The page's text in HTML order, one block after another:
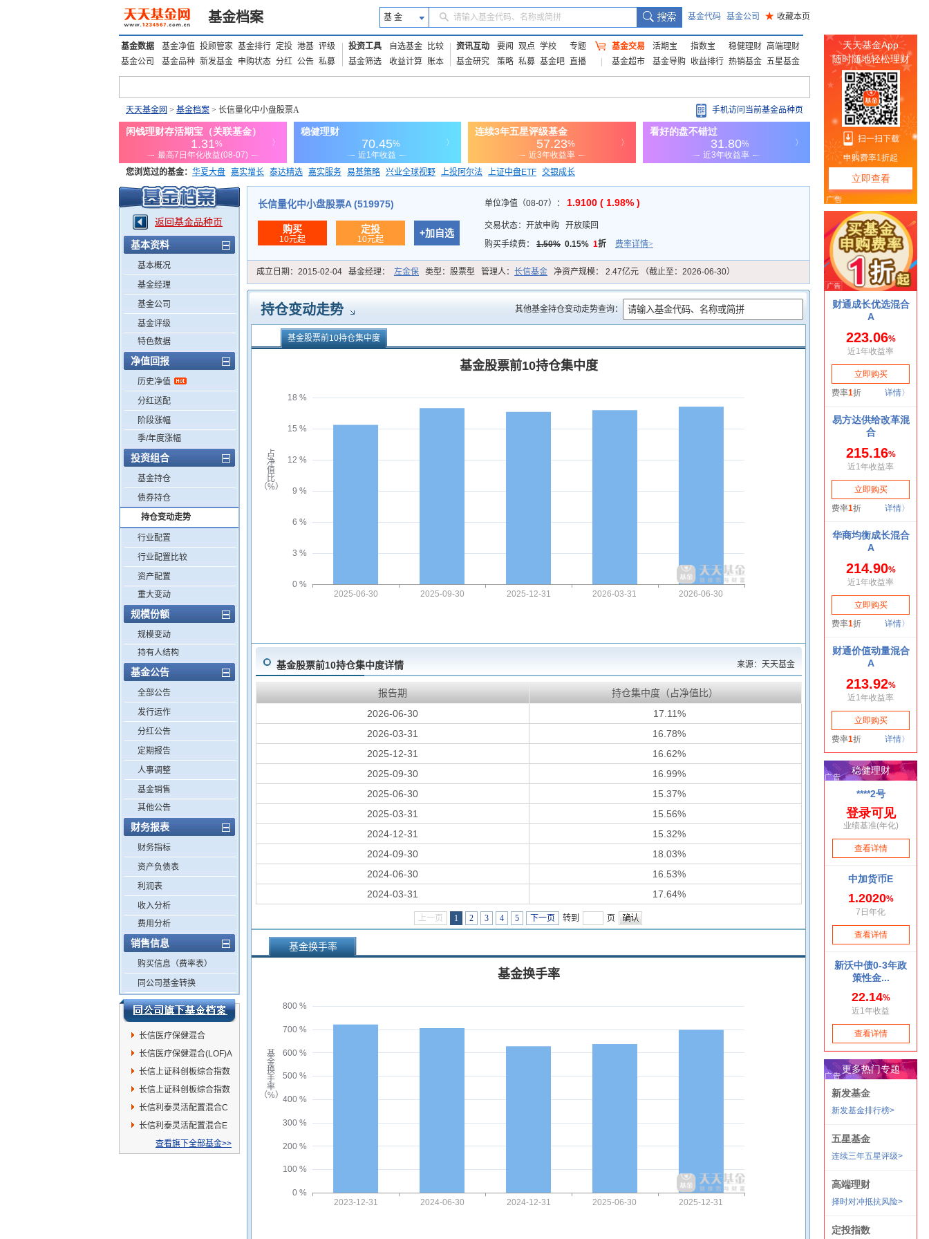
基金档案 基 金 请输入基金代码、名称或简拼 基金代码 基金公司 ★ 收藏本页
基金数据 基金净值 投顾管家 基金排行 定投 港基 评级
基金公司
基金品种 新发基金 申购状态 分红 公告 私募
投资工具 自选基金
比较
基金筛选
收益计算 账本
资讯互动 要闻 观点 学校
专题
基金研究
策略 私募 基金吧 直播
基金交易 活期宝 指数宝 稳健理财 高端理财
基金超市
基金导购 收益排行 热销基金 五星基金
天天基金网 > 基金档案 > 长信量化中小盘股票A 手机访问当前基金品种页
您浏览过的基金： 华夏大盘 嘉实增长 泰达精选 嘉实服务 易基策略 兴业全球视野 上投阿尔法 上证中盘ETF 交银成长
添富优势 华安宏利 上证180价值ETF
返回基金品种页
基本资料
基本概况
基金经理
基金公司
基金评级
特色数据
净值回报
历史净值
分红送配
阶段涨幅
季/年度涨幅
投资组合
基金持仓
债券持仓
持仓变动走势
行业配置
行业配置比较
资产配置
重大变动
规模份额
规模变动
持有人结构
基金公告
全部公告
发行运作
分红公告
定期报告
人事调整
基金销售
其他公告
财务报表
财务指标
资产负债表
利润表
收入分析
费用分析
销售信息
购买信息（费率表）
同公司基金转换
长信医疗保健混合
(LOF)C
长信医疗保健混合(LOF)A
长信上证科创板综合指数
增强C
长信上证科创板综合指数
增强A
长信利泰灵活配置混合C
长信利泰灵活配置混合E
查看旗下全部基金>>
长信量化中小盘股票A (519975)
购买
10元起
定投
10元起
+加自选
单位净值（08-07）： 1.9100 ( 1.98% )
交易状态： 开放申购
开放赎回
购买手续费： 1.50% 0.15% 1折 费率详情>
成立日期： 2015-02-04 基金经理： 左金保 类型： 股票型 管理人： 长信基金 净资产规模： 2.47亿元 （截止至：2026-06-30）
持仓变动走势 其他基金持仓变动走势查询：
基金股票前10持仓集中度
占
净
值
比
（%）
0 %
3 %
6 %
9 %
12 %
15 %
18 %
2025-06-30 2025-09-30 2025-12-31 2026-03-31 2026-06-30
基金股票前10持仓集中度
基金股票前10持仓集中度详情 来源：天天基金
报告期
持仓集中度（占净值比）
2026-06-30
17.11%
2026-03-31
16.78%
2025-12-31
16.62%
2025-09-30
16.99%
2025-06-30
15.37%
2025-03-31
15.56%
2024-12-31
15.32%
2024-09-30
18.03%
2024-06-30
16.53%
2024-03-31
17.64%
上一页 1 2 3 4 5 下一页 转到 页
基金换手率
基
金
换
手
率
（%）
0 %
100 %
200 %
300 %
400 %
500 %
600 %
700 %
800 %
2023-12-31 2024-06-30 2024-12-31 2025-06-30 2025-12-31
基金换手率